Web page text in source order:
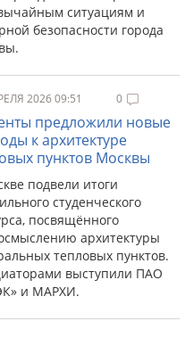
ситуациям и
безопасности города
2026 09:51 0
предложили новые
к архитектуре
пунктов Москвы
подвели итоги
студенческого
посвящённого
архитектуры
тепловых пунктов.
выступили ПАО
и МАРХИ.